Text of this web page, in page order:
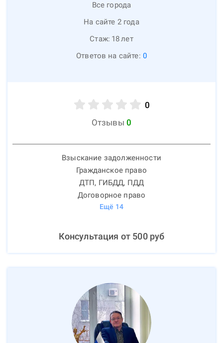
Все города
На сайте 2 года
Стаж: 18лет
Ответов на сайте: 0
0
Отзывы 0
Взыскание задолженности
Гражданское право
ДТП, ГИБДД, ПДД
Договорное право
Ещё 14
Консультация от 500руб